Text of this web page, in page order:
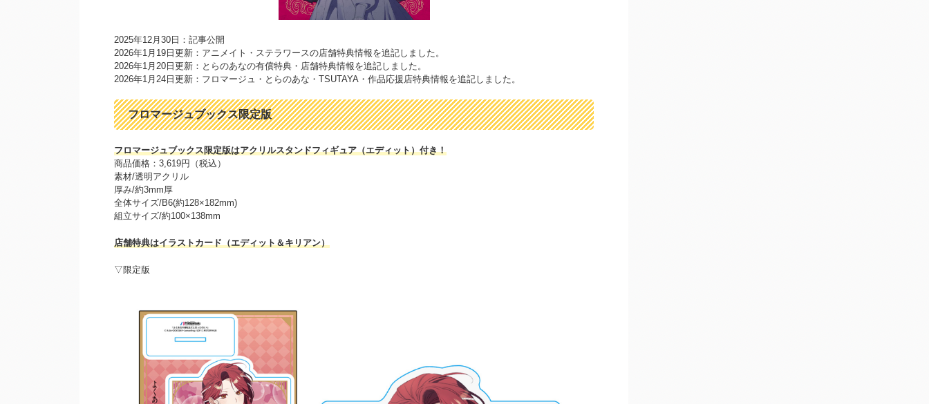
2025年12月30日：記事公開
2026年1月19日更新：アニメイト・ステラワースの店舗特典情報を追記しました。
2026年1月20日更新：とらのあなの有償特典・店舗特典情報を追記しました。
2026年1月24日更新：フロマージュ・とらのあな・TSUTAYA・作品応援店特典情報を追記しました。
フロマージュブックス限定版
フロマージュブックス限定版はアクリルスタンドフィギュア（エディット）付き！
商品価格：3,619円（税込）
素材/透明アクリル
厚み/約3mm厚
全体サイズ/B6(約128×182mm)
組立サイズ/約100×138mm
店舗特典はイラストカード（エディット＆キリアン）
▽限定版